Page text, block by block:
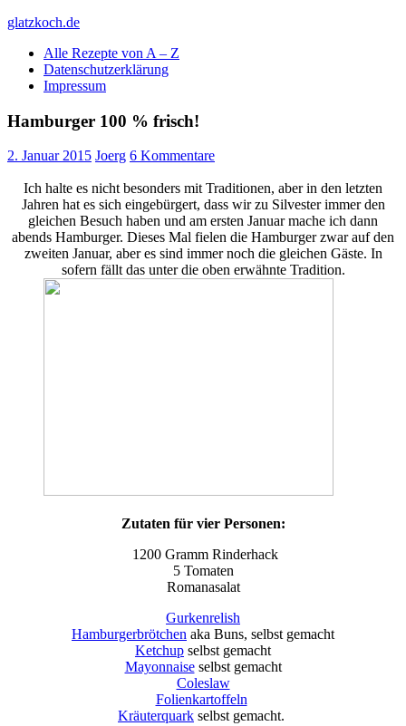
Skip
content
glatzkoch.de
Kochen für Doofe und Genießer
Alle Rezepte von A – Z
Datenschutzerklärung
Impressum
Hamburger 100 % frisch!
2. Januar 2015 Joerg 6 Kommentare
Ich halte es nicht besonders mit Traditionen, aber in den letzten
Jahren hat es sich eingebürgert, dass wir zu Silvester immer den
gleichen Besuch haben und am ersten Januar mache ich dann
abends Hamburger. Dieses Mal fielen die Hamburger zwar auf den
zweiten Januar, aber es sind immer noch die gleichen Gäste. In
sofern fällt das unter die oben erwähnte Tradition.
Zutaten für vier Personen:
1200 Gramm Rinderhack
5 Tomaten
Romanasalat
Gurkenrelish
Hamburgerbrötchen aka Buns, selbst gemacht
Ketchup selbst gemacht
Mayonnaiseselbst gemacht
Coleslaw
Folienkartoffeln
Kräuterquark selbst gemacht.